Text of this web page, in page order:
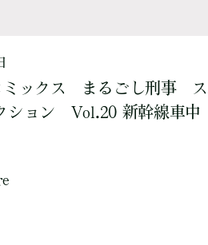
ミックス まるごし刑事 ス
ション Vol.20 新幹線車中